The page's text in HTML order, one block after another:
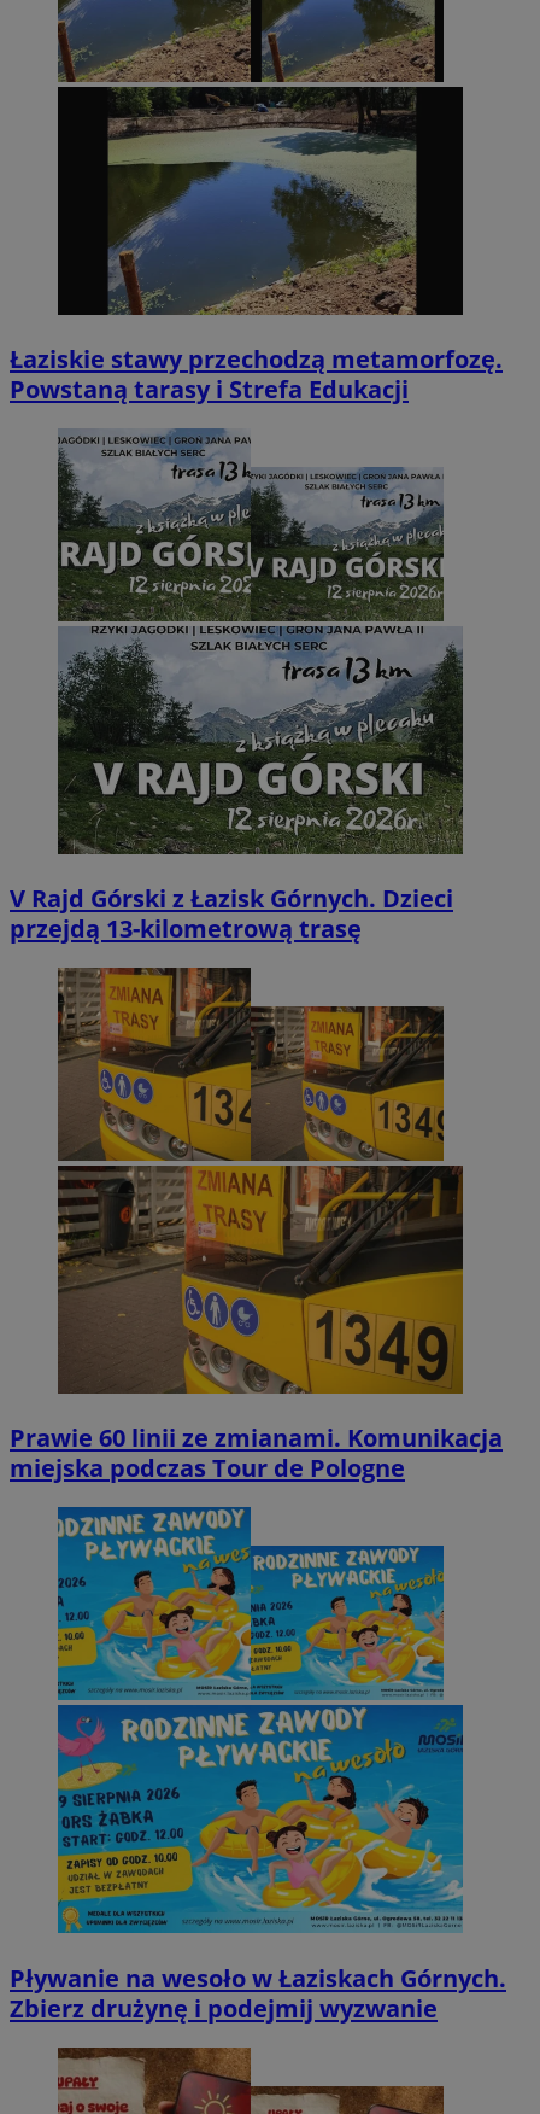
Łaziskie stawy przechodzą metamorfozę.
Powstaną tarasy i Strefa Edukacji
V Rajd Górski z Łazisk Górnych. Dzieci
przejdą 13-kilometrową trasę
Prawie 60 linii ze zmianami. Komunikacja
miejska podczas Tour de Pologne
Pływanie na wesoło w Łaziskach Górnych.
Zbierz drużynę i podejmij wyzwanie